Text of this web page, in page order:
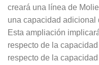
creará una línea de
una capacidad adicional
Esta ampliación
respecto de la
respecto de la